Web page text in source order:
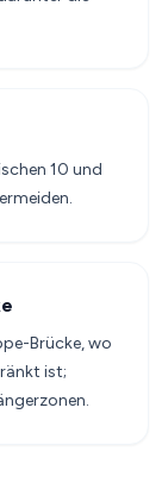
10 und
Brücke, wo
ist;